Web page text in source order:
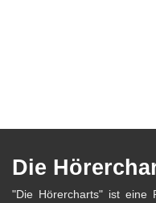
Die
"Die Hörercharts" ist eine